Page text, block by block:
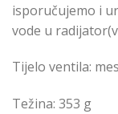
isporučujemo i
vode u
Tijelo ventila:
Težina: 353 g